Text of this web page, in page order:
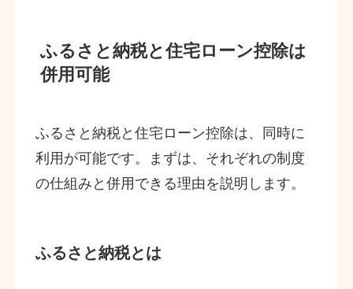
ふるさと納税と住宅ローン控除は
併用可能
ふるさと納税と住宅ローン控除は、同時に
利用が可能です。まずは、それぞれの制度
の仕組みと併用できる理由を説明します。
ふるさと納税とは